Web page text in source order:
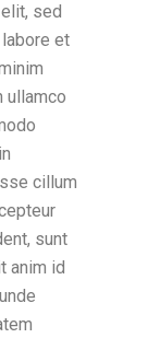
sed
et
ullamco
cillum
sunt
anim id